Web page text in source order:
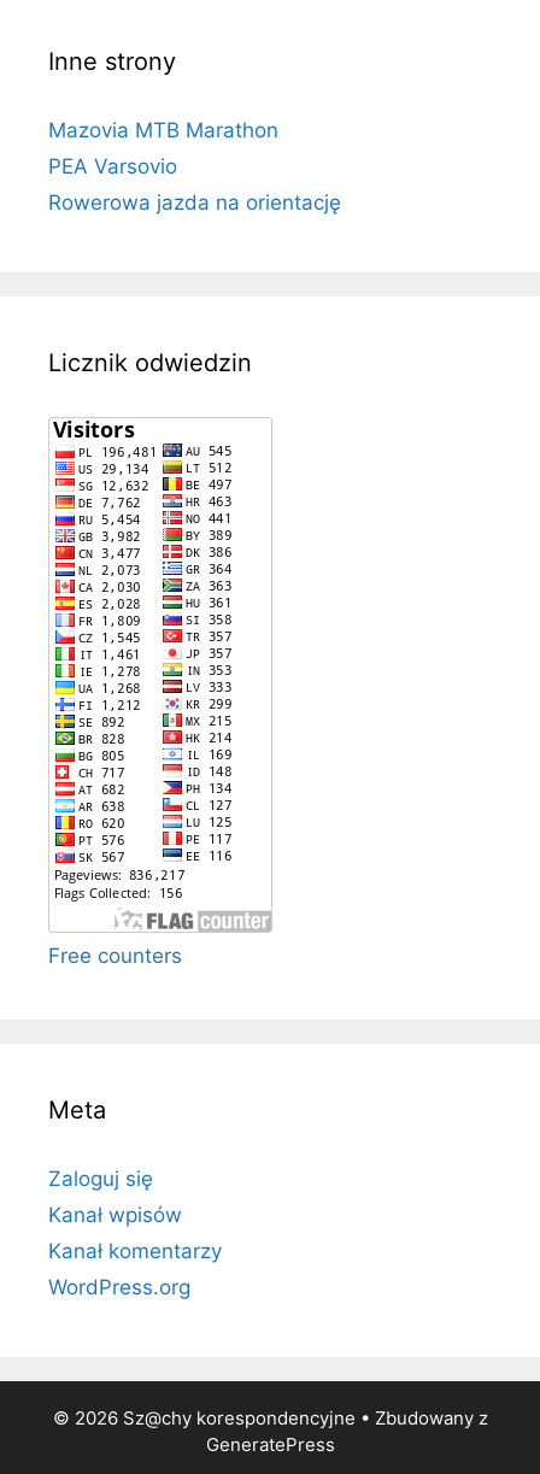
Inne strony
Mazovia MTB Marathon
PEA Varsovio
Rowerowa jazda na orientację
Licznik odwiedzin
Free counters
Meta
Zaloguj się
Kanał wpisów
Kanał komentarzy
WordPress.org
© 2026 Sz@chy korespondencyjne • Zbudowany z
GeneratePress